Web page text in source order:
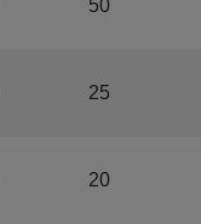
50
25
20